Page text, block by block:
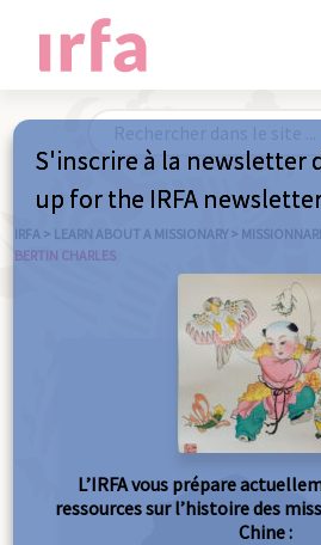
IRFA > LEARN ABOUT A MISSIONARY >
BERTIN CHARLES
S'inscrire à la newsletter
up for the IRFA
L’IRFA vous prépare
ressources sur l’histoire des
Chine :